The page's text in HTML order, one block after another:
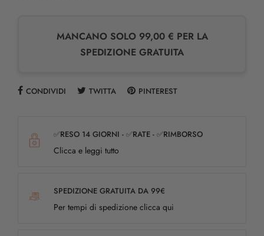
MANCANO SOLO 99,00 € PER LA
SPEDIZIONE GRATUITA
CONDIVIDI TWITTA PINTEREST
✅RESO 14 GIORNI - ✅RATE - ✅RIMBORSO
Clicca e leggi tutto
SPEDIZIONE GRATUITA DA 99€
Per tempi di spedizione clicca qui